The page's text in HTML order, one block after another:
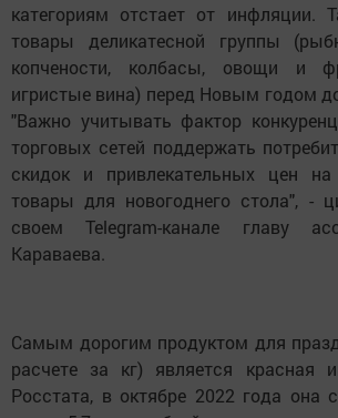
категориям отстает от инфляции.
товары деликатесной группы
копчености, колбасы, овощи и
игристые вина) перед Новым годом
"Важно учитывать фактор
торговых сетей поддержать
скидок и привлекательных цен на
товары для новогоднего стола", -
своем Telegram-канале главу
Караваева.
Самым дорогим продуктом для
расчете за кг) является красная
Росстата, в октябре 2022 года она